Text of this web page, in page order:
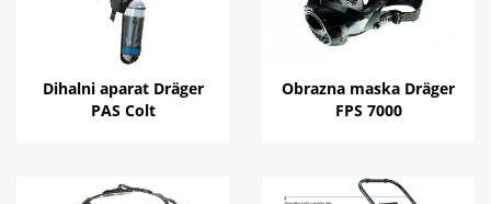
Dihalni aparat Dräger
PAS Colt
Obrazna maska Dräger
FPS 7000